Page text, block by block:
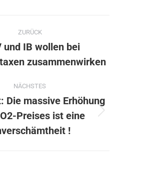
ZURÜCK
Beitrag:
und IB wollen bei
zusammenwirken
NÄCHSTES
Nächster
Beitrag:
Die massive Erhöhung
Preises ist eine
!